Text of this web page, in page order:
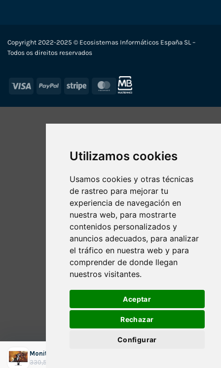
Utilizamos cookies
Usamos cookies y otras técnicas
de rastreo para mejorar tu
experiencia de navegación en
nuestra web, para mostrarte
contenidos personalizados y
anuncios adecuados, para analizar
el tráfico en nuestra web y para
comprender de donde llegan
nuestros visitantes.
Aceptar
Rechazar
Configurar
Copyright 2022-2025 © Ecosistemas Informáticos España SL –
Todos os direitos reservados
Visa PayPal Stripe MasterCard
Monitor XIAOMI Mi 27" / / 2K
330,57
O
O